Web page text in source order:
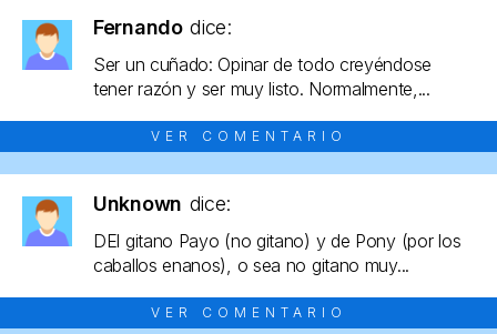
Fernando dice:
Ser un cuñado: Opinar de todo creyéndose
tener razón y ser muy listo. Normalmente,...
VER COMENTARIO
Unknown dice:
DEl gitano Payo (no gitano) y de Pony (por los
caballos enanos), o sea no gitano muy...
VER COMENTARIO